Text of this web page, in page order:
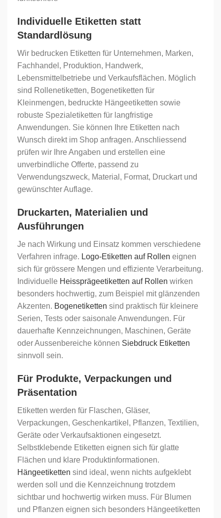
Individuelle Etiketten statt
Standardlösung
Wir bedrucken Etiketten für Unternehmen, Marken,
Fachhandel, Produktion, Handwerk,
Lebensmittelbetriebe und Verkaufsflächen. Möglich
sind Rollenetiketten, Bogenetiketten für
Kleinmengen, bedruckte Hängeetiketten sowie
robuste Spezialetiketten für langfristige
Anwendungen. Sie können Ihre Etiketten nach
Wunsch direkt im Shop anfragen. Anschliessend
prüfen wir Ihre Angaben und erstellen eine
unverbindliche Offerte, passend zu
Verwendungszweck, Material, Format, Druckart und
gewünschter Auflage.
Druckarten, Materialien und
Ausführungen
Je nach Wirkung und Einsatz kommen verschiedene
Verfahren infrage. Logo-Etiketten auf Rollen eignen
sich für grössere Mengen und effiziente Verarbeitung.
Individuelle Heissprägeetiketten auf Rollen wirken
besonders hochwertig, zum Beispiel mit glänzenden
Akzenten. Bogenetiketten sind praktisch für kleinere
Serien, Tests oder saisonale Anwendungen. Für
dauerhafte Kennzeichnungen, Maschinen, Geräte
oder Aussenbereiche können Siebdruck Etiketten
sinnvoll sein.
Für Produkte, Verpackungen und
Präsentation
Etiketten werden für Flaschen, Gläser,
Verpackungen, Geschenkartikel, Pflanzen, Textilien,
Geräte oder Verkaufsaktionen eingesetzt.
Selbstklebende Etiketten eignen sich für glatte
Flächen und klare Produktinformationen.
Hängeetiketten sind ideal, wenn nichts aufgeklebt
werden soll und die Kennzeichnung trotzdem
sichtbar und hochwertig wirken muss. Für Blumen
und Pflanzen eignen sich besonders Hängeetiketten